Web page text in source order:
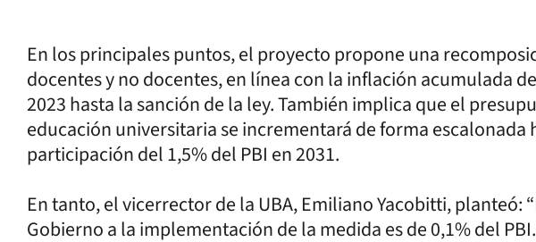
En los principales puntos, el proyecto propone una
docentes y no docentes, en línea con la inflación acumulada
2023 hasta la sanción de la ley. También implica que el
educación universitaria se incrementará de forma escalonada
participación del 1,5% del PBI en 2031.
En tanto, el vicerrector de la UBA, Emiliano Yacobitti, planteó:
Gobierno a la implementación de la medida es de 0,1% del